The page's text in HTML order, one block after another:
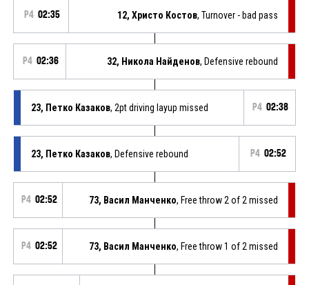
P4 02:35 12, Христо Костов, Turnover - bad pass
P4 02:36 32, Никола Найденов, Defensive rebound
23, Петко Казаков, 2pt driving layup missed P4 02:38
23, Петко Казаков, Defensive rebound P4 02:52
P4 02:52 73, Васил Манченко, Free throw 2 of 2 missed
P4 02:52 73, Васил Манченко, Free throw 1 of 2 missed